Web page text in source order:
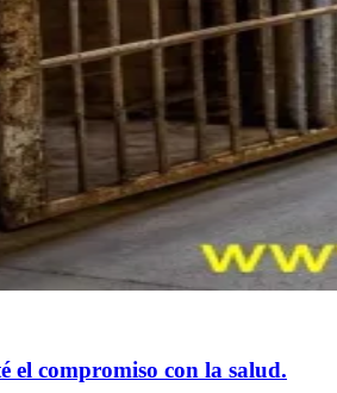
el compromiso con la salud.